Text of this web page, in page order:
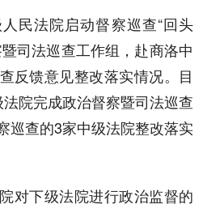
民法院启动督察巡查“回头
司法巡查工作组，赴商洛中
反馈意见整改落实情况。目
院完成政治督察暨司法巡查
巡查的3家中级法院整改落实
对下级法院进行政治监督的